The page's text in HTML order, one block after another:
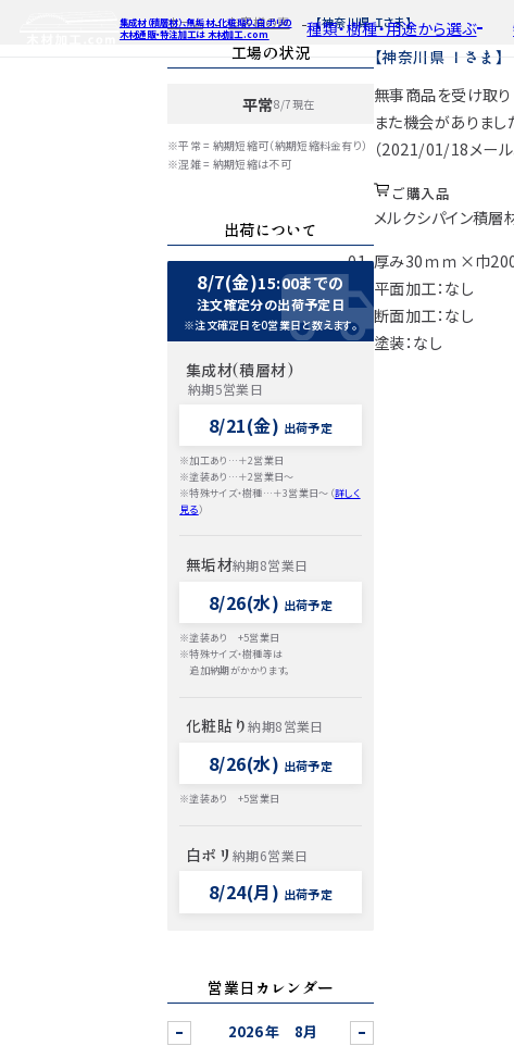
集成材（積層材）、無垢材、化粧貼り、白ポリの
木材通販・特注加工は 木材加工.com
種類・樹種・用途から選ぶ
種類・樹種・用
自動お見積もり・
カット・塗装のみ
カット・加工・塗装
今すぐお見積もり
特注対応Processing
自動お見積もり・ご注文はこちらから
カット・塗装のみ
カット・加工・塗装
フルオーダー
2D/3D
今すぐお見積もり依頼
関連商品
ご利用ガイド
自動お見積もり・ご
カット・塗装のみ
カット・加工・塗装
今すぐお見積もり
ホーム お客様の声 【神奈川県 Ｉさま】
【神奈川県 Ｉさま】
無事商品を受け取り
また機会がありまし
（2021/01/18メール
ご購入品
メルクシパイン積層
厚み30ｍｍ×巾200
平面加工：なし
断面加工：なし
塗装：なし
工場の状況
平常8/7現在
※平常 = 納期短縮可（納期短縮料金有り）
※混雑 = 納期短縮は不可
出荷について
8/7(金)15:00までの
注文確定分の出荷予定日
※注文確定日を0営業日と数えます。
集成材(積層材)
納期5営業日
8/21(金) 出荷予定
※加工あり…＋2営業日
※塗装あり…＋2営業日～
※特殊サイズ・樹種…＋3営業日～（詳しく
見る）
無垢材納期8営業日
8/26(水) 出荷予定
※塗装あり +5営業日
※特殊サイズ・樹種等は
追加納期がかかります。
化粧貼り納期8営業日
8/26(水) 出荷予定
※塗装あり +5営業日
白ポリ納期6営業日
8/24(月) 出荷予定
営業日カレンダー
8月